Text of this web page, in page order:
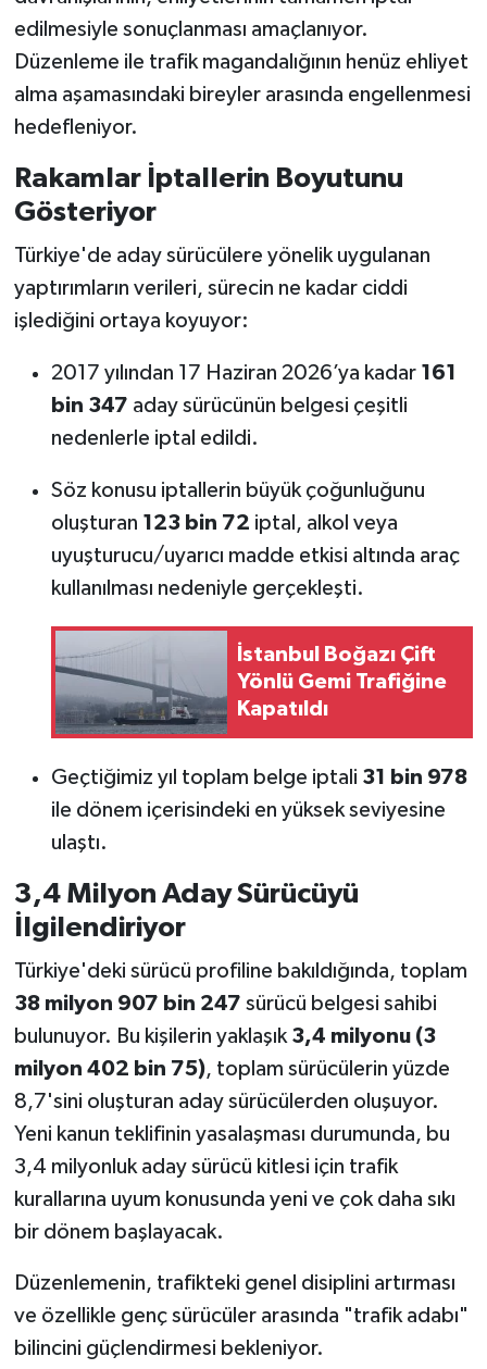
edilmesiyle sonuçlanması amaçlanıyor.
Düzenleme ile trafik magandalığının henüz ehliyet
alma aşamasındaki bireyler arasında engellenmesi
hedefleniyor.
Rakamlar İptallerin Boyutunu
Gösteriyor
Türkiye'de aday sürücülere yönelik uygulanan
yaptırımların verileri, sürecin ne kadar ciddi
işlediğini ortaya koyuyor:
2017 yılından 17 Haziran 2026’ya kadar 161
bin 347 aday sürücünün belgesi çeşitli
nedenlerle iptal edildi.
Söz konusu iptallerin büyük çoğunluğunu
oluşturan 123 bin 72 iptal, alkol veya
uyuşturucu/uyarıcı madde etkisi altında araç
kullanılması nedeniyle gerçekleşti.
İstanbul Boğazı Çift
Yönlü Gemi Trafiğine
Kapatıldı
Geçtiğimiz yıl toplam belge iptali 31 bin 978
ile dönem içerisindeki en yüksek seviyesine
ulaştı.
3,4 Milyon Aday Sürücüyü
İlgilendiriyor
Türkiye'deki sürücü profiline bakıldığında, toplam
38 milyon 907 bin 247 sürücü belgesi sahibi
bulunuyor. Bu kişilerin yaklaşık 3,4 milyonu (3
milyon 402 bin 75), toplam sürücülerin yüzde
8,7'sini oluşturan aday sürücülerden oluşuyor.
Yeni kanun teklifinin yasalaşması durumunda, bu
3,4 milyonluk aday sürücü kitlesi için trafik
kurallarına uyum konusunda yeni ve çok daha sıkı
bir dönem başlayacak.
Düzenlemenin, trafikteki genel disiplini artırması
ve özellikle genç sürücüler arasında "trafik adabı"
bilincini güçlendirmesi bekleniyor.